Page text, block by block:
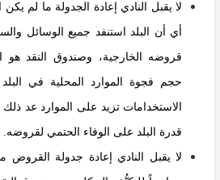
لا يقبل النادي إعادة الجدولة ما لم
أي أن البلد استنفد جميع الوسائل
قروضه الخارجية، وصندوق النقد هو
حجم فجوة الموارد المحلية في
الاستخدامات تزيد على الموارد عد
قدرة البلد على الوفاء الحتمي لقروضه.
لا يقبل النادي إعادة جدولة القروض